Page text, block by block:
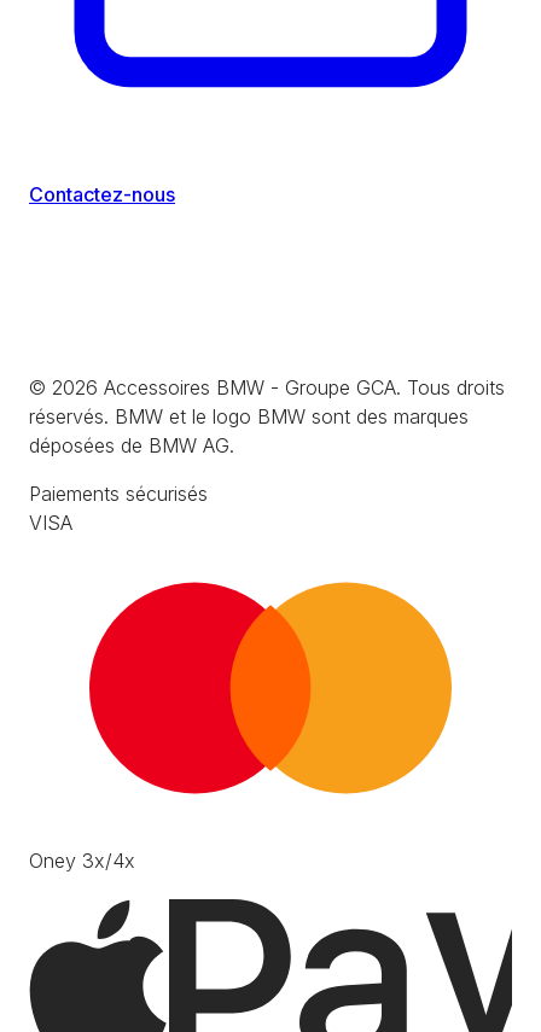
Contactez-nous
© 2026 Accessoires BMW - Groupe GCA. Tous droits
réservés. BMW et le logo BMW sont des marques
déposées de BMW AG.
Paiements sécurisés
VISA
Oney 3x/4x